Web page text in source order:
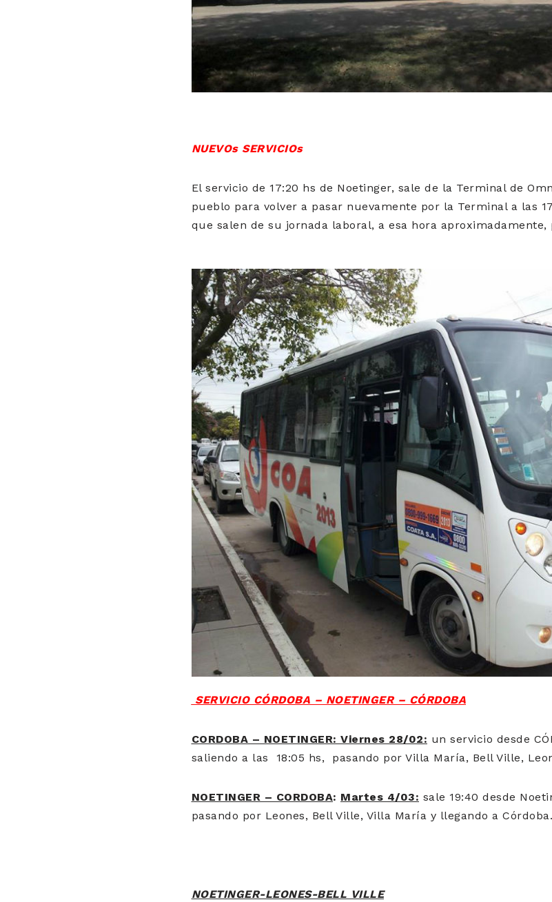
NUEVOs SERVICIOs
El servicio de 17:20 hs de Noetinger, sale de la Terminal de
pueblo para volver a pasar nuevamente por la Terminal a las
que salen de su jornada laboral, a esa hora
SERVICIO CÓRDOBA – NOETINGER – CÓRDOBA
CORDOBA – NOETINGER: Viernes 28/02: un servicio desde
saliendo a las 18:05 hs, pasando por Villa María, Bell Ville,
NOETINGER – CORDOBA: Martes 4/03: sale 19:40 desde
pasando por Leones, Bell Ville, Villa María y llegando a
NOETINGER-LEONES-BELL VILLE